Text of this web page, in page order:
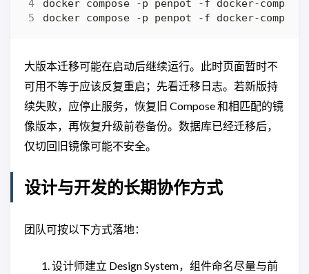
docker compose -p penpot -f docker-
大版本迁移可能在启动后继续运行。此时页面暂时不
可用不等于应该反复重启；先看迁移日志。若新版持
续失败，应停止服务，恢复旧 Compose 和相匹配的镜
像版本，再恢复升级前卷备份。数据库已经迁移后，
仅切回旧镜像可能不安全。
设计与开发的长期协作方式
团队可按以下方式落地：
设计师建立 Design System，组件命名尽量与前